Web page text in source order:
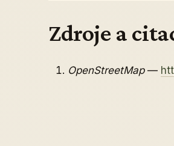
Zdroje a
OpenStreetMap—